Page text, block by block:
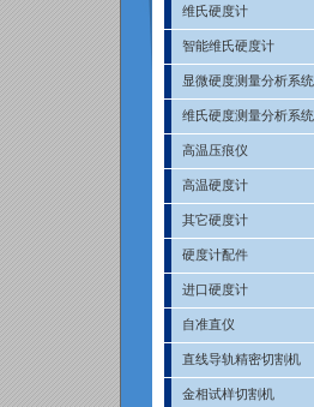
维氏硬度计
智能维氏硬度计
显微硬度测量分析系统
维氏硬度测量分析系统
高温压痕仪
高温硬度计
其它硬度计
硬度计配件
进口硬度计
自准直仪
直线导轨精密切割机
金相试样切割机